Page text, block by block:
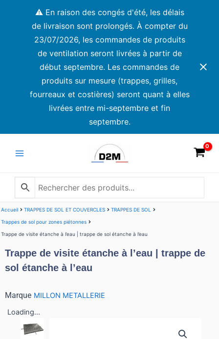
⚠️ En raison des congés d'été, les délais
de livraison sont prolongés. À compter du
23/07/2026, les commandes de produits
de ventilation seront livrées à partir de
début septembre. Les commandes de
produits sur mesure (trappes, grilles,
fourreaux et costières) seront quant à elles
livrées entre mi-septembre et fin
septembre.
Accueil TRAPPES DE SOL ET COUVERCLES TRAPPES DE SOL
Trappes de sol pour zones piétonnes
Trappe de visite étanche à l’eau | trappe de sol étanche à l’eau​
Trappe de visite étanche à l’eau | trappe de
sol étanche à l’eau​
Marque MILLON METALLERIE
Loading...